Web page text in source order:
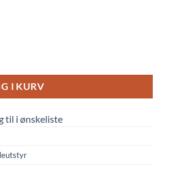
I KURV
til i ønskeliste